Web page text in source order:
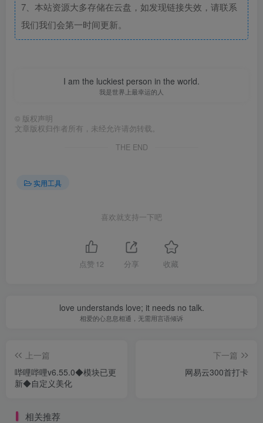
7、本站资源大多存储在云盘，如发现链接失效，请联系
我们我们会第一时间更新。
I am the luckiest person in the world.
我是世界上最幸运的人
© 版权声明
文章版权归作者所有，未经允许请勿转载。
THE END
实用工具
喜欢就支持一下吧
点赞 12 分享 收藏
love understands love; it needs no talk.
相爱的心息息相通，无需用言语倾诉
上一篇
哔哩哔哩v6.55.0◆模块已更
新◆自定义美化
下一篇
网易云300首打卡
相关推荐